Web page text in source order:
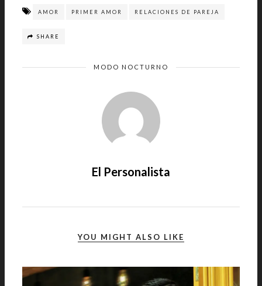
AMOR PRIMER AMOR RELACIONES DE PAREJA
SHARE
MODO NOCTURNO
El Personalista
YOU MIGHT ALSO LIKE